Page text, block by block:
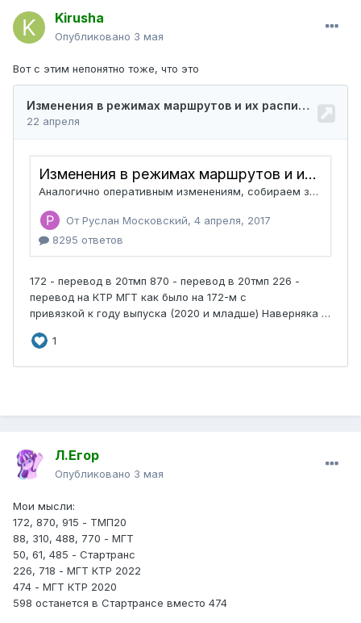
Kirusha
Опубликовано 3 мая
Вот с этим непонятно тоже, что это
Л.Егор
Опубликовано 3 мая
Мои мысли:
172, 870, 915 - ТМП20
88, 310, 488, 770 - МГТ
50, 61, 485 - Стартранс
226, 718 - МГТ КТР 2022
474 - МГТ КТР 2020
598 останется в Стартрансе вместо 474